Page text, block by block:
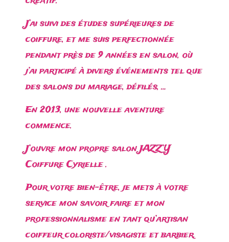
J’ai suivi des études supérieures de
coiffure, et me suis perfectionnée
pendant près de 9 années en salon, où
j’ai participé à divers événements tel que
des salons du mariage, défilés, …
En 2013, une nouvelle aventure
commence.
J’ouvre mon propre salon JAZZ’Y
Coiffure Cyrielle .
Pour votre bien-être, je mets à votre
service mon savoir faire et mon
professionnalisme en tant qu’artisan
coiffeur coloriste/visagiste et barbier.